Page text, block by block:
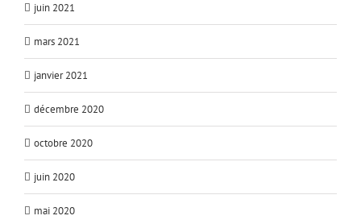
juin 2021
mars 2021
janvier 2021
décembre 2020
octobre 2020
juin 2020
mai 2020